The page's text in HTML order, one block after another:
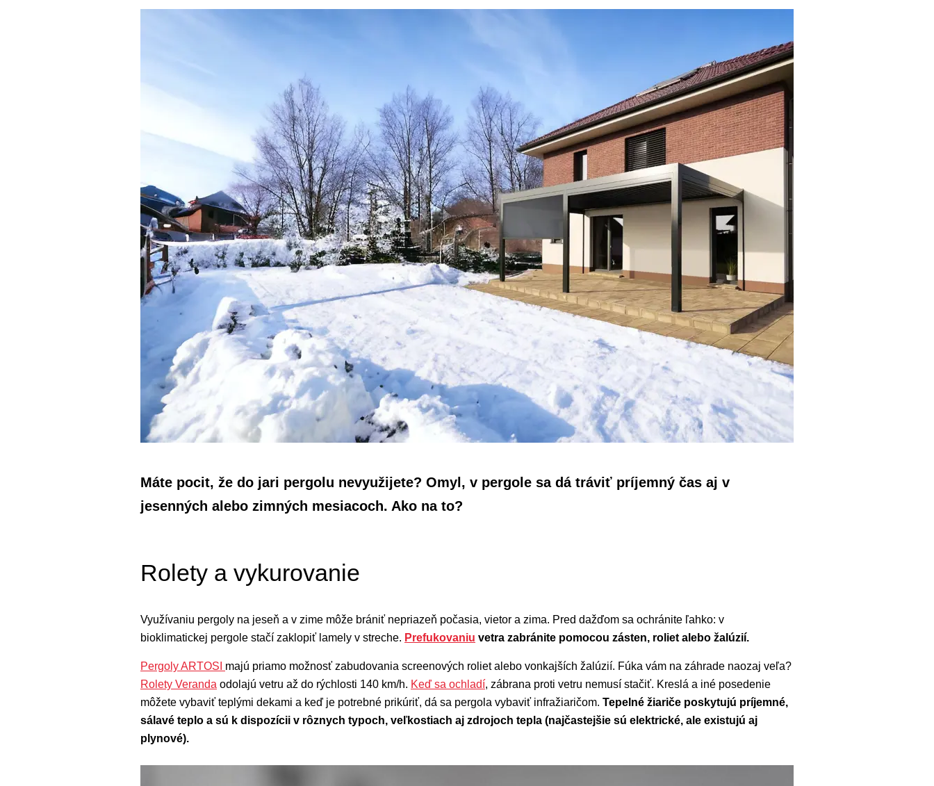
Máte pocit, že do jari pergolu nevyužijete? Omyl, v pergole sa dá tráviť príjemný čas aj v
jesenných alebo zimných mesiacoch. Ako na to?
Rolety a vykurovanie
Využívaniu pergoly na jeseň a v zime môže brániť nepriazeň počasia, vietor a zima. Pred dažďom sa ochránite ľahko: v
bioklimatickej pergole stačí zaklopiť lamely v streche. Prefukovaniu vetra zabránite pomocou zásten, roliet alebo žalúzií.
Pergoly ARTOSI majú priamo možnosť zabudovania screenových roliet alebo vonkajších žalúzií. Fúka vám na záhrade naozaj veľa?
Rolety Veranda odolajú vetru až do rýchlosti 140 km/h. Keď sa ochladí, zábrana proti vetru nemusí stačiť. Kreslá a iné posedenie
môžete vybaviť teplými dekami a keď je potrebné prikúriť, dá sa pergola vybaviť infražiaričom. Tepelné žiariče poskytujú príjemné,
sálavé teplo a sú k dispozícii v rôznych typoch, veľkostiach aj zdrojoch tepla (najčastejšie sú elektrické, ale existujú aj
plynové).